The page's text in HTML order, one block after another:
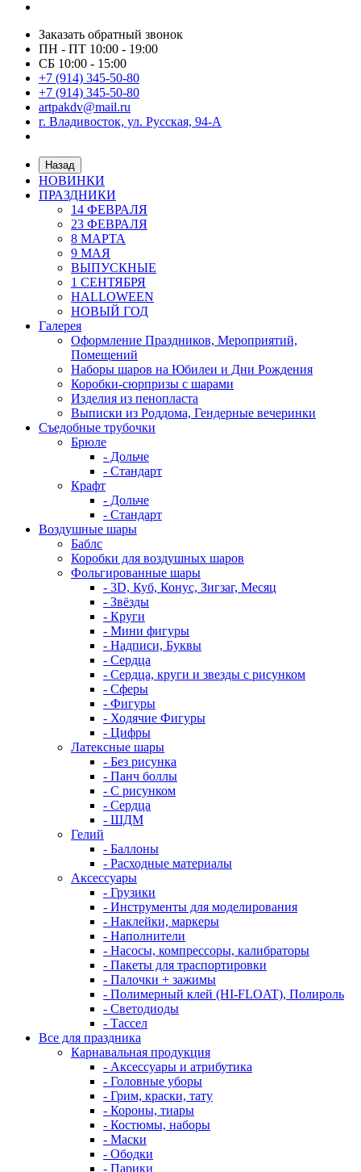
Заказать обратный звонок
ПН - ПТ 10:00 - 19:00
СБ 10:00 - 15:00
+7 (914) 345-50-80
+7 (914) 345-50-80
artpakdv@mail.ru
г. Владивосток, ул. Русская, 94-А
Назад
НОВИНКИ
ПРАЗДНИКИ
14 ФЕВРАЛЯ
23 ФЕВРАЛЯ
8 МАРТА
9 МАЯ
ВЫПУСКНЫЕ
1 СЕНТЯБРЯ
HALLOWEEN
НОВЫЙ ГОД
Галерея
Оформление Праздников, Мероприятий,
Помещений
Наборы шаров на Юбилеи и Дни Рождения
Коробки-сюрпризы с шарами
Изделия из пенопласта
Выписки из Роддома, Гендерные вечеринки
Съедобные трубочки
Брюле
- Дольче
- Стандарт
Крафт
- Дольче
- Стандарт
Воздушные шары
Баблс
Коробки для воздушных шаров
Фольгированные шары
- 3D, Куб, Конус, Зигзаг, Месяц
- Звёзды
- Круги
- Мини фигуры
- Надписи, Буквы
- Сердца
- Сердца, круги и звезды с рисунком
- Сферы
- Фигуры
- Ходячие Фигуры
- Цифры
Латексные шары
- Без рисунка
- Панч боллы
- С рисунком
- Сердца
- ШДМ
Гелий
- Баллоны
- Расходные материалы
Аксессуары
- Грузики
- Инструменты для моделирования
- Наклейки, маркеры
- Наполнители
- Насосы, компрессоры, калибраторы
- Пакеты для траспортировки
- Палочки + зажимы
- Полимерный клей (HI-FLOAT), Полироль
- Светодиоды
- Тассел
Все для праздника
Карнавальная продукция
- Аксессуары и атрибутика
- Головные уборы
- Грим, краски, тату
- Короны, тиары
- Костюмы, наборы
- Маски
- Ободки
- Парики